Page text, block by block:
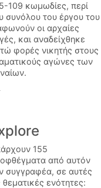
109 κωμωδίες, περί
συνόλου του έργου του
οι αρχαίες
και αναδείχθηκε
φορές νικητής στους
αγώνες των
155
από αυτόν
συγγραφέα, σε αυτές
θεματικές ενότητες: